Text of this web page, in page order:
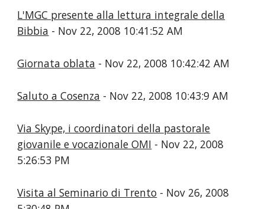
L'MGC presente alla lettura integrale della
Bibbia - Nov 22, 2008 10:41:52 AM
Giornata oblata - Nov 22, 2008 10:42:42 AM
Saluto a Cosenza - Nov 22, 2008 10:43:9 AM
Via Skype, i coordinatori della pastorale
giovanile e vocazionale OMI - Nov 22, 2008
5:26:53 PM
Visita al Seminario di Trento - Nov 26, 2008